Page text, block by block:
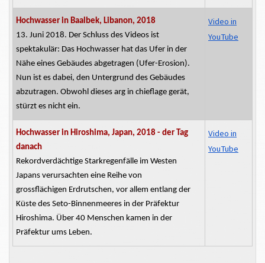
Hochwasser in Baalbek, Libanon, 2018
13. Juni 2018. Der Schluss des Videos ist
spektakulär: Das Hochwasser hat das Ufer in der
Nähe eines Gebäudes abgetragen (Ufer-Erosion).
Nun ist es dabei, den Untergrund des Gebäudes
abzutragen. Obwohl dieses arg in chieflage gerät,
stürzt es nicht ein.
Video in
YouTube
Hochwasser in Hiroshima, Japan, 2018 - der Tag
danach
Rekordverdächtige Starkregenfälle im Westen
Japans verursachten eine Reihe von
grossflächigen Erdrutschen, vor allem entlang der
Küste des Seto-Binnenmeeres in der Präfektur
Hiroshima. Über 40 Menschen kamen in der
Präfektur ums Leben.
Video in
YouTube